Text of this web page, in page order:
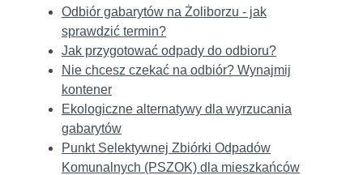
Odbiór gabarytów na Żoliborzu - jak
sprawdzić termin?
Jak przygotować odpady do odbioru?
Nie chcesz czekać na odbiór? Wynajmij
kontener
Ekologiczne alternatywy dla wyrzucania
gabarytów
Punkt Selektywnej Zbiórki Odpadów
Komunalnych (PSZOK) dla mieszkańców